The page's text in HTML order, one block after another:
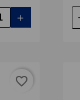
+
favorite_border